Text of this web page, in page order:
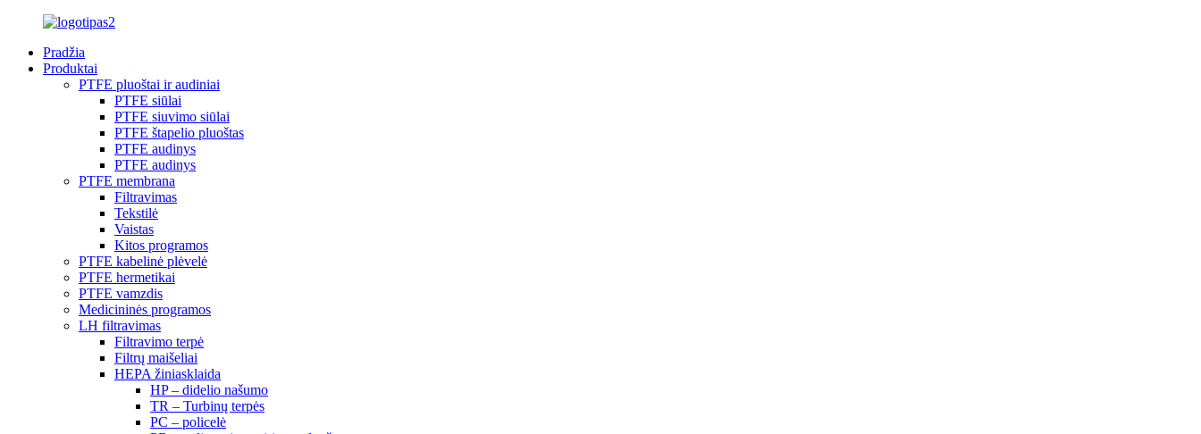
Pradžia
Produktai
PTFE pluoštai ir audiniai
PTFE siūlai
PTFE siuvimo siūlai
PTFE štapelio pluoštas
PTFE audinys
PTFE audinys
PTFE membrana
Filtravimas
Tekstilė
Vaistas
Kitos programos
PTFE kabelinė plėvelė
PTFE hermetikai
PTFE vamzdis
Medicininės programos
LH filtravimas
Filtravimo terpė
Filtrų maišeliai
HEPA žiniasklaida
HP – didelio našumo
TR – Turbinų terpės
PC – policelė